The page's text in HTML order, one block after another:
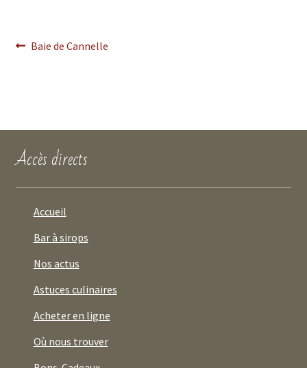
Baie de Cannelle
Accès directs
Accueil
Bar à sirops
Nos actus
Astuces culinaires
Acheter en ligne
Où nous trouver